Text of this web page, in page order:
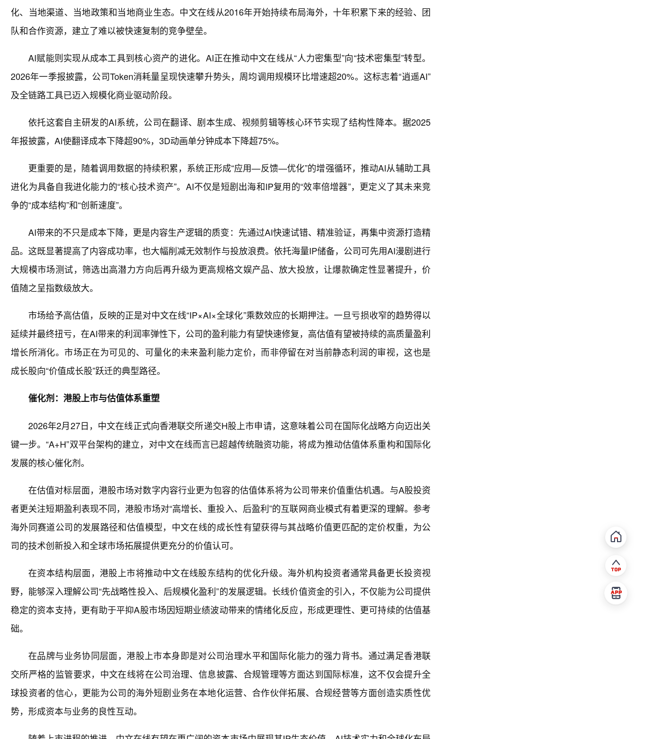
化、当地渠道、当地政策和当地商业生态。中文在线从2016年开始持续布局海外，十年积累下来的经验、团
队和合作资源，建立了难以被快速复制的竞争壁垒。
AI赋能则实现从成本工具到核心资产的进化。AI正在推动中文在线从“人力密集型”向“技术密集型”转型。
2026年一季报披露，公司Token消耗量呈现快速攀升势头，周均调用规模环比增速超20%。这标志着“逍遥AI”
及全链路工具已迈入规模化商业驱动阶段。
依托这套自主研发的AI系统，公司在翻译、剧本生成、视频剪辑等核心环节实现了结构性降本。据2025
年报披露，AI使翻译成本下降超90%，3D动画单分钟成本下降超75%。
更重要的是，随着调用数据的持续积累，系统正形成“应用—反馈—优化”的增强循环，推动AI从辅助工具
进化为具备自我进化能力的“核心技术资产”。AI不仅是短剧出海和IP复用的“效率倍增器”，更定义了其未来竞
争的“成本结构”和“创新速度”。
AI带来的不只是成本下降，更是内容生产逻辑的质变：先通过AI快速试错、精准验证，再集中资源打造精
品。这既显著提高了内容成功率，也大幅削减无效制作与投放浪费。依托海量IP储备，公司可先用AI漫剧进行
大规模市场测试，筛选出高潜力方向后再升级为更高规格文娱产品、放大投放，让爆款确定性显著提升，价
值随之呈指数级放大。
市场给予高估值，反映的正是对中文在线“IP×AI×全球化”乘数效应的长期押注。一旦亏损收窄的趋势得以
延续并最终扭亏，在AI带来的利润率弹性下，公司的盈利能力有望快速修复，高估值有望被持续的高质量盈利
增长所消化。市场正在为可见的、可量化的未来盈利能力定价，而非停留在对当前静态利润的审视，这也是
成长股向“价值成长股”跃迁的典型路径。
催化剂：港股上市与估值体系重塑
2026年2月27日，中文在线正式向香港联交所递交H股上市申请，这意味着公司在国际化战略方向迈出关
键一步。“A+H”双平台架构的建立，对中文在线而言已超越传统融资功能，将成为推动估值体系重构和国际化
发展的核心催化剂。
在估值对标层面，港股市场对数字内容行业更为包容的估值体系将为公司带来价值重估机遇。与A股投资
者更关注短期盈利表现不同，港股市场对“高增长、重投入、后盈利”的互联网商业模式有着更深的理解。参考
海外同赛道公司的发展路径和估值模型，中文在线的成长性有望获得与其战略价值更匹配的定价权重，为公
司的技术创新投入和全球市场拓展提供更充分的价值认可。
在资本结构层面，港股上市将推动中文在线股东结构的优化升级。海外机构投资者通常具备更长投资视
野，能够深入理解公司“先战略性投入、后规模化盈利”的发展逻辑。长线价值资金的引入，不仅能为公司提供
稳定的资本支持，更有助于平抑A股市场因短期业绩波动带来的情绪化反应，形成更理性、更可持续的估值基
础。
在品牌与业务协同层面，港股上市本身即是对公司治理水平和国际化能力的强力背书。通过满足香港联
交所严格的监管要求，中文在线将在公司治理、信息披露、合规管理等方面达到国际标准，这不仅会提升全
球投资者的信心，更能为公司的海外短剧业务在本地化运营、合作伙伴拓展、合规经营等方面创造实质性优
势，形成资本与业务的良性互动。